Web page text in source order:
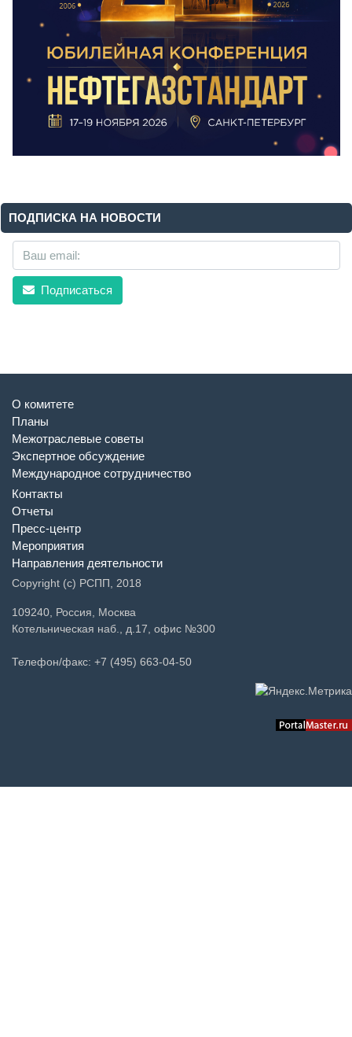
ПОДПИСКА НА НОВОСТИ
Подписаться
О комитете
Планы
Межотраслевые советы
Экспертное обсуждение
Международное сотрудничество
Контакты
Отчеты
Пресс-центр
Мероприятия
Направления деятельности
Copyright (c) РСПП, 2018
109240, Россия, Москва
Котельническая наб., д.17, офис №300
Телефон/факс: +7 (495) 663-04-50